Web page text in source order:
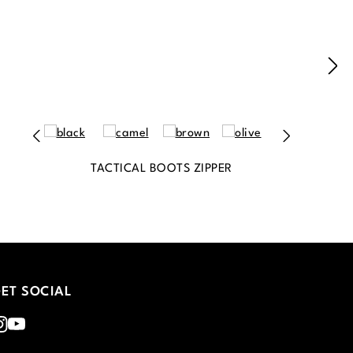
TACTICAL BOOTS ZIPPER
SOCIAL
Youtube